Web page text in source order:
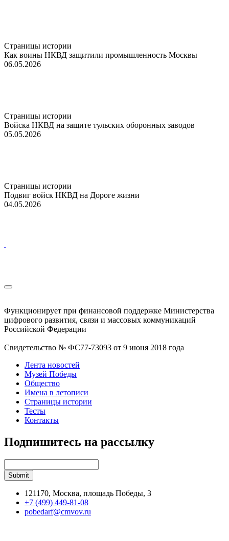
Страницы истории
Как воины НКВД защитили промышленность Москвы
06.05.2026
Страницы истории
Войска НКВД на защите тульских оборонных заводов
05.05.2026
Страницы истории
Подвиг войск НКВД на Дороге жизни
04.05.2026
Функционирует при финансовой поддержке Министерства
цифрового развития, связи и массовых коммуникаций
Российской Федерации
Свидетельство № ФС77-73093 от 9 июня 2018 года
Лента новостей
Музей Победы
Общество
Имена в летописи
Страницы истории
Тесты
Контакты
Подпишитесь на рассылку
121170, Москва, площадь Победы, 3
+7 (499) 449-81-08
pobedarf@cmvov.ru